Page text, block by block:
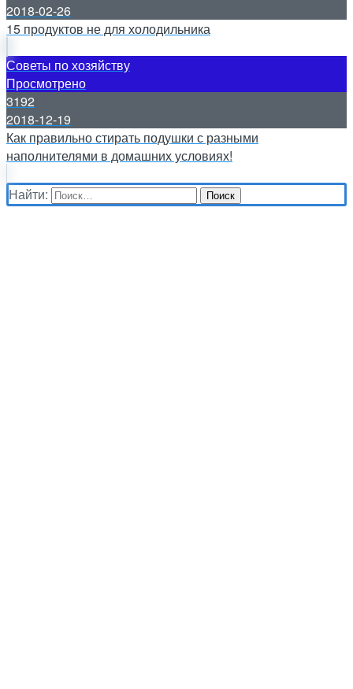
2018-02-26
15 продуктов не для холодильника
Советы по хозяйству
Просмотрено
3192
2018-12-19
Как правильно стирать подушки с разными
наполнителями в домашних условиях!
Найти: